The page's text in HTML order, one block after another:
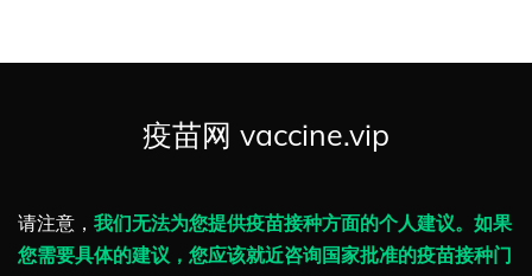
疫苗网 vaccine.vip
请注意， 我们无法为您提供疫苗接种方面的个人建议。如果
您需要具体的建议，您应该就近咨询国家批准的疫苗接种门